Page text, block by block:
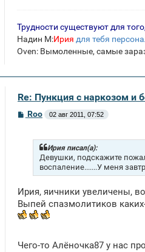
Трудности существуют для
Надин М:Ирия для тебя
Oven: Вымоленные, самые
Re: Пункция с наркозом и
СRoo 02 авг 2011, 07:52
Ирия писал(а):
Девушки, подскажите
воспаление.......У меня
Ирия, яичники увеличены,
Выпей спазмолитиков
Чего-то Алёночка87 у нас